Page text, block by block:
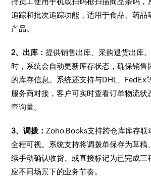
追踪和批次追踪功能，适用于食品、药品
产品。
2、出库：提供销售出库、采购退货出库
时，系统会自动更新库存状态，确保销售
的库存信息。系统还支持与DHL、FedEx
服务商对接，客户可实时查看订单物流状
查询量。
3、调拨： Zoho Books支持跨仓库库存联
全程可视。系统支持将调拨单保存为草稿
续手动确认收货、或直接标记为已完成三
应不同场景下的业务节奏。